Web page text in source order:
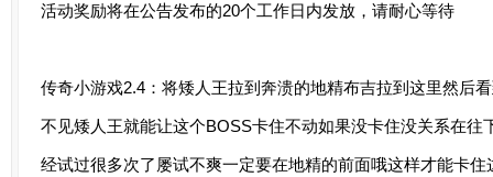
活动奖励将在公告发布的20个工作日内发放，请耐心等待
传奇小游戏2.4：将矮人王拉到奔溃的地精布吉拉到这里然后
不见矮人王就能让这个BOSS卡住不动如果没卡住没关系在
经试过很多次了屡试不爽一定要在地精的前面哦这样才能卡